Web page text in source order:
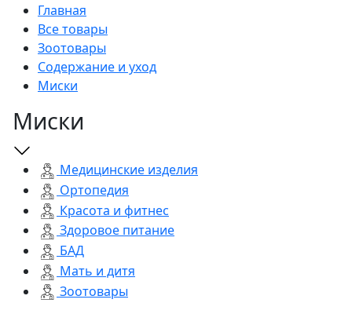
Главная
Все товары
Зоотовары
Содержание и уход
Миски
Миски
Медицинские изделия
Ортопедия
Красота и фитнес
Здоровое питание
БАД
Мать и дитя
Зоотовары